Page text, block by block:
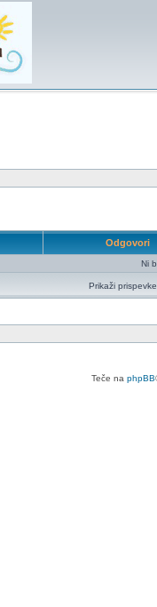
Odgovori
Ni
Prikaži
Teče na phpBB